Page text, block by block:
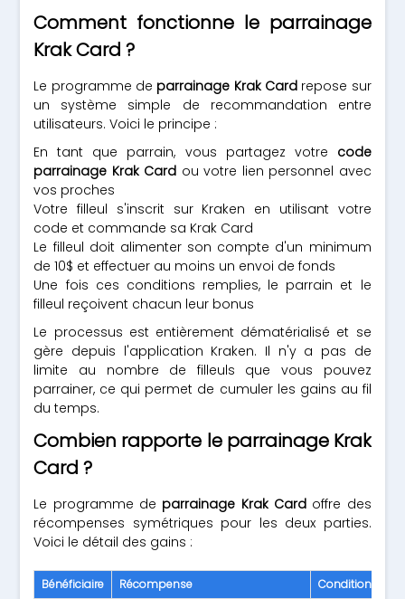
Comment fonctionne le parrainage
Krak Card ?
Le programme de parrainage Krak Cardrepose sur
un système simple de recommandation entre
utilisateurs. Voici le principe :
En tant que parrain, vous partagez votre code
parrainage Krak Card ou votre lien personnel avec
vos proches
Votre filleul s'inscrit sur Kraken en utilisant votre
code et commande sa Krak Card
Le filleul doit alimenter son compte d'un minimum
de 10$ et effectuer au moins un envoi de fonds
Une fois ces conditions remplies, le parrain et le
filleul reçoivent chacun leur bonus
Le processus est entièrement dématérialisé et se
gère depuis l'application Kraken. Il n'y a pas de
limite au nombre de filleuls que vous pouvez
parrainer, ce qui permet de cumuler les gains au fil
du temps.
Combien rapporte le parrainage Krak
Card ?
Le programme de parrainage Krak Cardoffre des
récompenses symétriques pour les deux parties.
Voici le détail des gains :
Bénéficiaire Récompense Conditions